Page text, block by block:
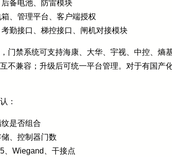
备电池、防雷模块
、管理平台、客户端授权
勤接口、梯控接口、闸机对接模块
门禁系统可支持海康、大华、宇视、中控、熵
不兼容；升级后可统一平台管理。对于有国产
：
是否组合
、控制器门数
、Wiegand、干接点